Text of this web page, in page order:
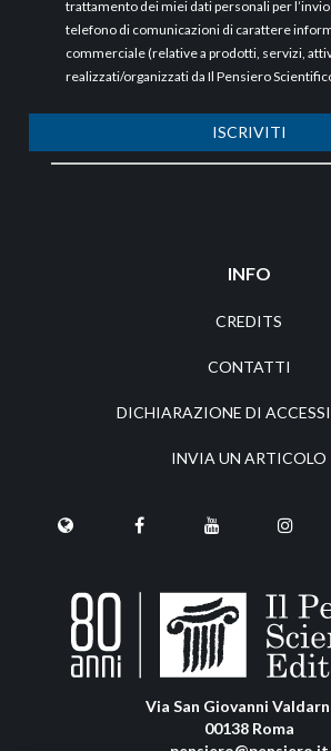
trattamento dei miei dati personali per
telefono di comunicazioni di carattere
commerciale (relative a prodotti, servizi,
realizzati/organizzati da Il Pensiero
ISCRIVITI
INFO
CREDITS
CONTATTI
DICHIARAZIONE DI
INVIA UN ARTICOLO
Via San Giovanni
00138 Roma